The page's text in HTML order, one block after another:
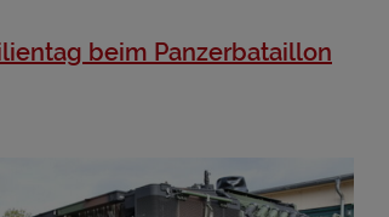
beim Panzerbataillon